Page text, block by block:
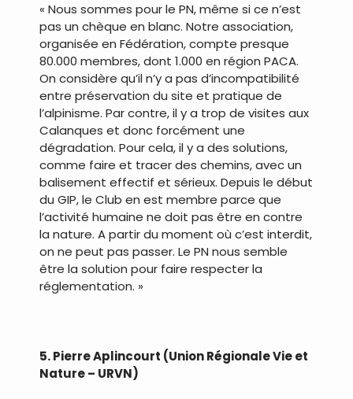
« Nous sommes pour le PN, même si ce n’est
pas un chèque en blanc. Notre association,
organisée en Fédération, compte presque
80.000 membres, dont 1.000 en région PACA.
On considère qu’il n’y a pas d’incompatibilité
entre préservation du site et pratique de
l’alpinisme. Par contre, il y a trop de visites aux
Calanques et donc forcément une
dégradation. Pour cela, il y a des solutions,
comme faire et tracer des chemins, avec un
balisement effectif et sérieux. Depuis le début
du GIP, le Club en est membre parce que
l’activité humaine ne doit pas être en contre
la nature. A partir du moment où c’est interdit,
on ne peut pas passer. Le PN nous semble
être la solution pour faire respecter la
réglementation. »
5. Pierre Aplincourt (Union Régionale Vie et
Nature – URVN)